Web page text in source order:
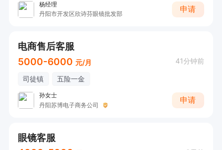
杨经理
丹阳市开发区欣诗芬眼镜批发部
申请
电商售后客服
5000-6000 元/月 41分钟前
司徒镇 五险一金
孙女士
丹阳苏博电子商务公司
申请
眼镜客服